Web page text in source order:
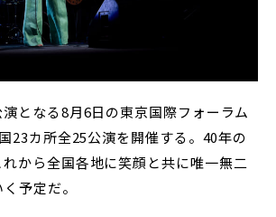
となる8月6日の東京国際フォーラム
23カ所全25公演を開催する。40年の
から全国各地に笑顔と共に唯一無二
予定だ。